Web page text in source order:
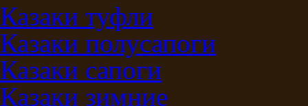
Казаки туфли
Казаки полусапоги
Казаки сапоги
Казаки зимние